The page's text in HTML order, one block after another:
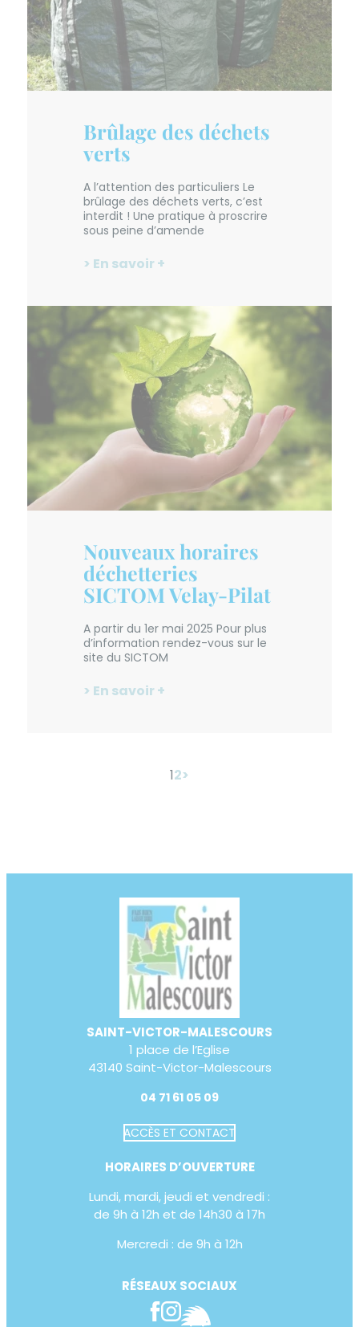
Brûlage des déchets
verts
A l’attention des particuliers Le
brûlage des déchets verts, c’est
interdit ! Une pratique à proscrire
sous peine d’amende
> En savoir +
Nouveaux horaires
déchetteries
SICTOM Velay-Pilat
A partir du 1er mai 2025 Pour plus
d’information rendez-vous sur le
site du SICTOM
> En savoir +
12>
SAINT-VICTOR-MALESCOURS
1 place de l’Eglise
43140 Saint-Victor-Malescours
04 71 61 05 09
ACCÈS ET CONTACT
HORAIRES D’OUVERTURE
Lundi, mardi, jeudi et vendredi :
de 9h à 12h et de 14h30 à 17h
Mercredi : de 9h à 12h
RÉSEAUX SOCIAUX
Diminuer la taille du
Augmenter